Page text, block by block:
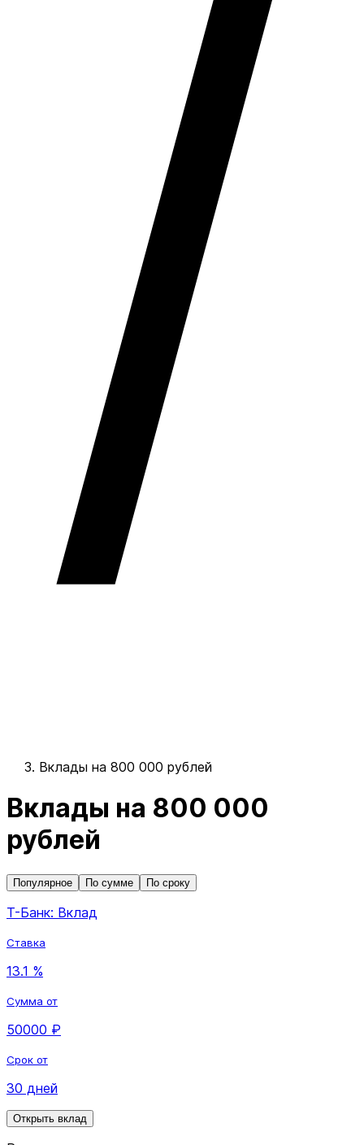
Вклады на 800 000 рублей
Вклады на 800 000
рублей
Популярное По сумме По сроку
Т-Банк: Вклад
Ставка
13.1 %
Сумма от
50000 ₽
Срок от
30 дней
Открыть вклад